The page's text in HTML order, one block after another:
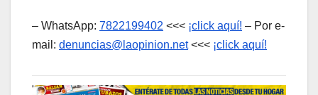
– WhatsApp: 7822199402 <<< ¡click aquí! – Por e-
mail: denuncias@laopinion.net<<< ¡click aquí!